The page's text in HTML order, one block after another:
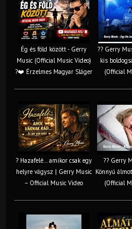
Ég és föld között - Gerry
Music (Official Music Video)
?❤️ Érzelmes Magyar Sláger
?? Gerry
kis
(Official
? Hazafelé… amikor csak egy
helyre vágysz | Gerry Music
– Official Music Video
?? Gerry
Könnyű
(Official